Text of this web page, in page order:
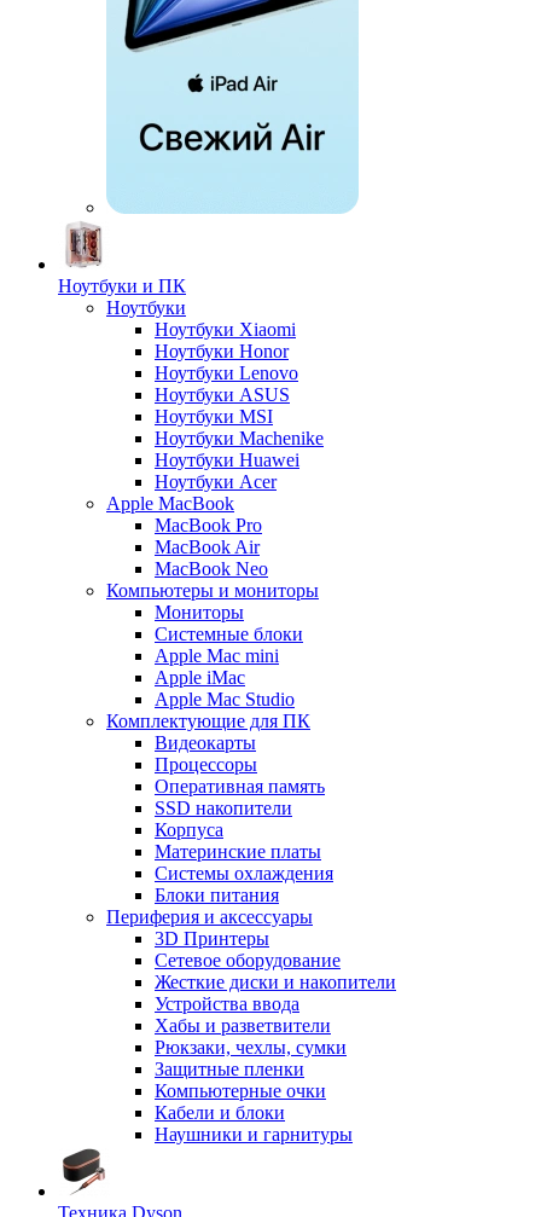
Ноутбуки и ПК
Ноутбуки
Ноутбуки Xiaomi
Ноутбуки Honor
Ноутбуки Lenovo
Ноутбуки ASUS
Ноутбуки MSI
Ноутбуки Machenike
Ноутбуки Huawei
Ноутбуки Acer
Apple MacBook
MacBook Pro
MacBook Air
MacBook Neo
Компьютеры и мониторы
Мониторы
Системные блоки
Apple Mac mini
Apple iMac
Apple Mac Studio
Комплектующие для ПК
Видеокарты
Процессоры
Оперативная память
SSD накопители
Корпуса
Материнские платы
Системы охлаждения
Блоки питания
Периферия и аксессуары
3D Принтеры
Сетевое оборудование
Жесткие диски и накопители
Устройства ввода
Хабы и разветвители
Рюкзаки, чехлы, сумки
Защитные пленки
Компьютерные очки
Кабели и блоки
Наушники и гарнитуры
Техника Dyson